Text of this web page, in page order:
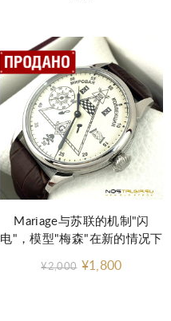
Mariage与苏联的机制"闪
电"，模型"梅森"在新的情况下
¥2,000 ¥1,800